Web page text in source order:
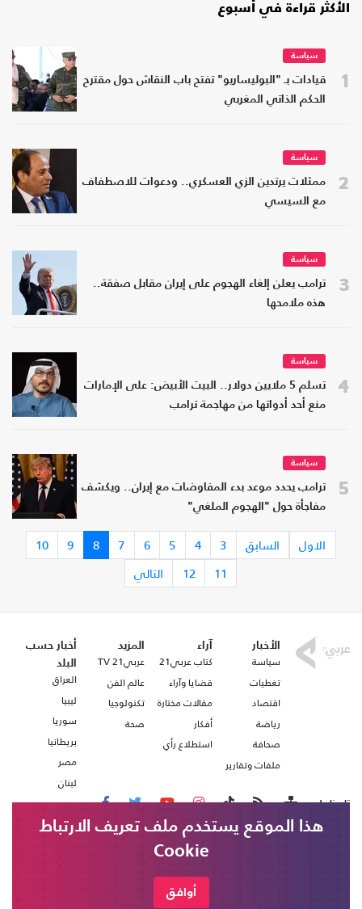
الأكثر قراءة في أسبوع
1
سياسة
قيادات بـ "البوليساريو" تفتح باب النقاش حول مقترح
الحكم الذاتي المغربي
2
سياسة
ممثلات يرتدين الزي العسكري.. ودعوات للاصطفاف
مع السيسي
3
سياسة
ترامب يعلن إلغاء الهجوم على إيران مقابل صفقة..
هذه ملامحها
4
سياسة
تسلم 5 ملايين دولار.. البيت الأبيض: على الإمارات
منع أحد أدواتها من مهاجمة ترامب
5
سياسة
ترامب يحدد موعد بدء المفاوضات مع إيران.. ويكشف
مفاجأة حول "الهجوم الملغي"
الاول السابق 3
4
5
6
7
8
9
10
11
12 التالي
الأخبار
سياسة
تغطيات
اقتصاد
رياضة
صحافة
ملفات وتقارير
آراء
كتاب عربي21
قضايا وآراء
مقالات مختارة
أفكار
استطلاع رأي
المزيد
عربي21 TV
عالم الفن
تكنولوجيا
صحة
أخبار حسب
البلد
العراق
ليبيا
سوريا
بريطانيا
مصر
لبنان
تابعنا على
هذا الموقع يستخدم ملف تعريف الارتباط
Cookie
أوافق